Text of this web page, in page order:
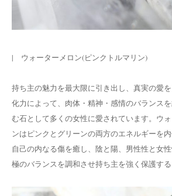
| ウォーターメロン(ピンクトルマリン)
持ち主の魅力を最大限に引き出し、真実の愛
化力によって、肉体・精神・感情のバランス
む石として多くの女性に愛されています。ウ
ンはピンクとグリーンの両方のエネルギーを内
自己の内なる傷を癒し、陰と陽、男性性と女
極のバランスを調和させ持ち主を強く保護する